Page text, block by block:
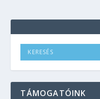
TÁMOGATÓINK